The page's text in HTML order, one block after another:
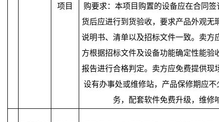
项目
购要求：本项目购置的设备应在合同
货后应进行到货验收，要求产品外观无
说明书、清单以及招标文件一致。卖方
方根据招标文件及设备功能确定性能验
报告进行合格判定。卖方应免费提供现
设有办事处或维修站，产品保修期应
务，配套软件免费升级，维修